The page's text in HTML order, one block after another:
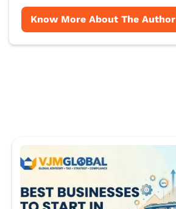
Know More About The Author